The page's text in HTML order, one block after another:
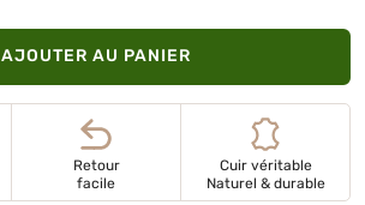
AJOUTER AU PANIER
Retour
facile
Cuir véritable
Naturel & durable